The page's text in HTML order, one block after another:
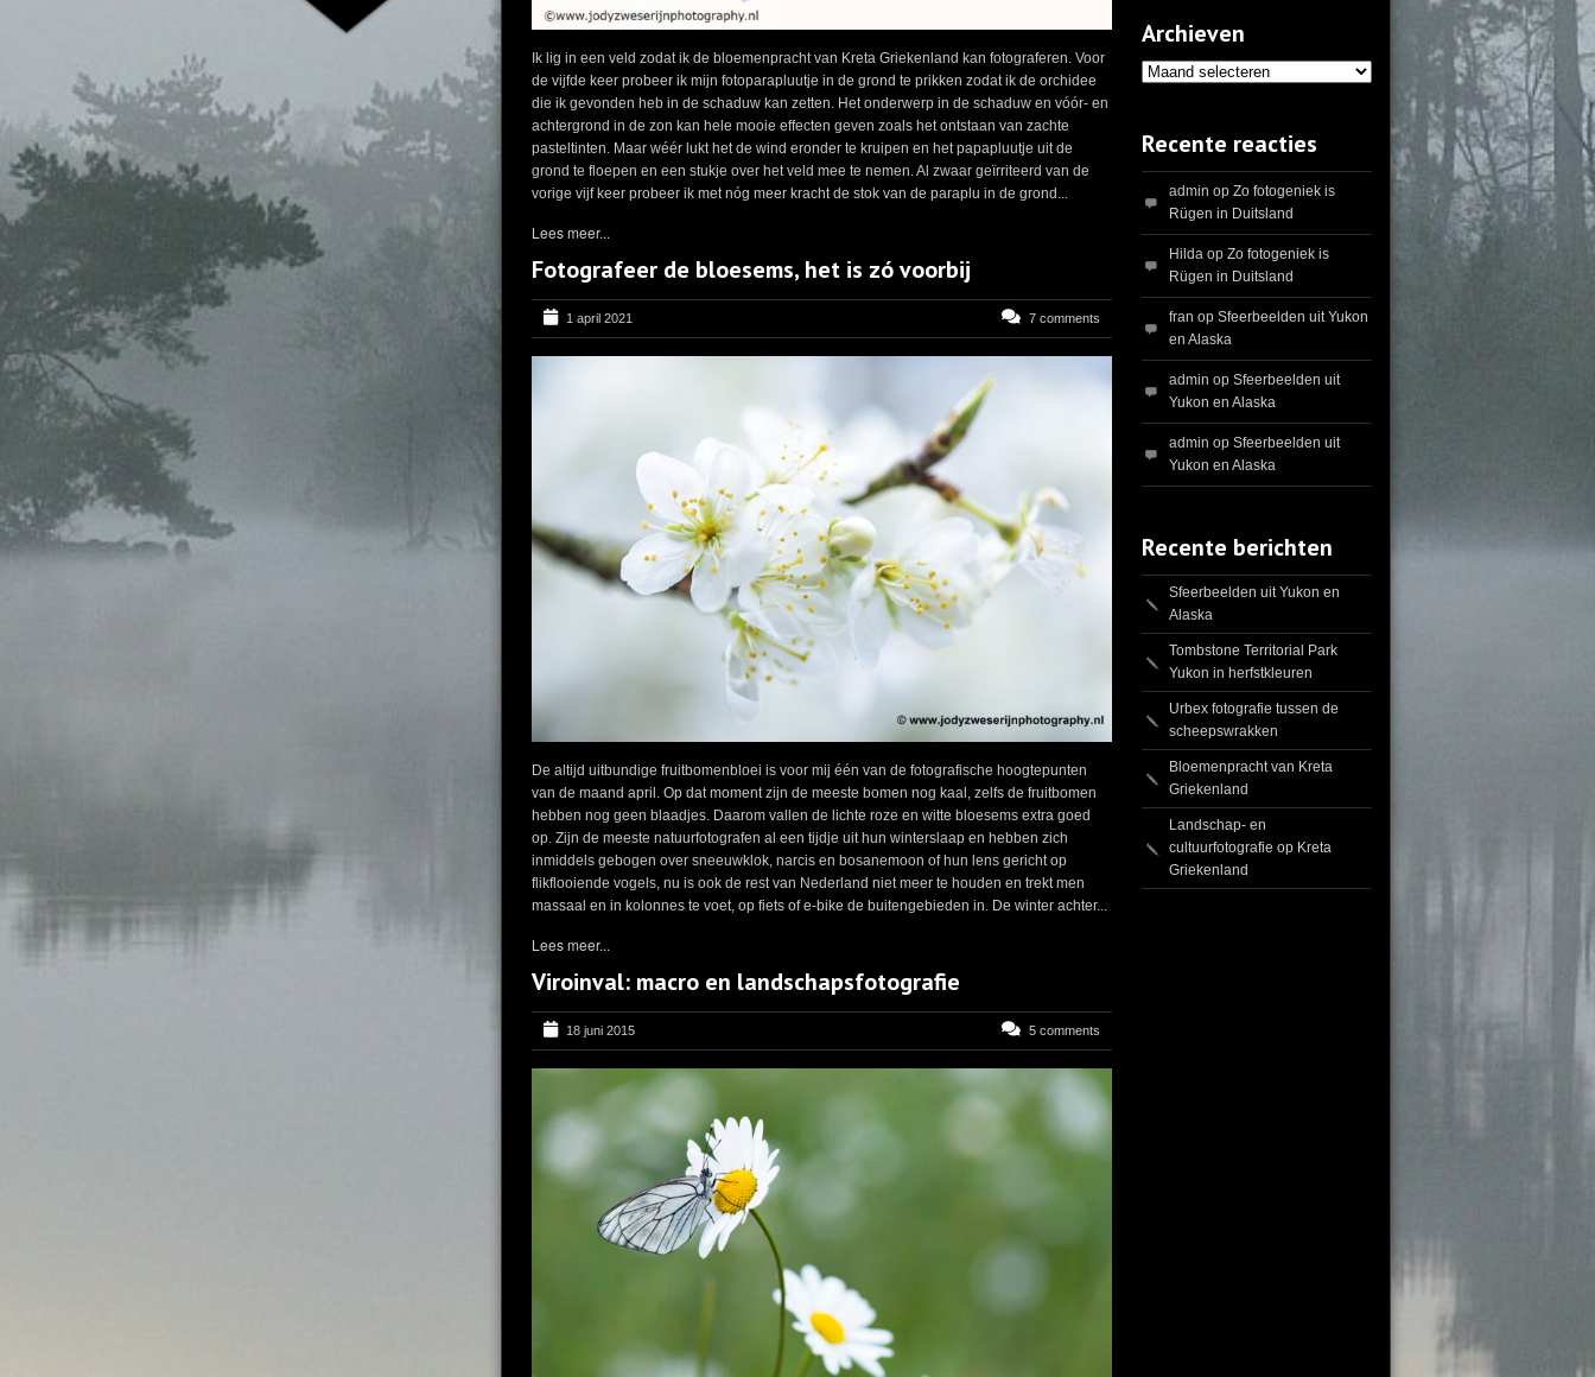
Ik lig in een veld zodat ik de bloemenpracht van Kreta Griekenland kan fotograferen. Voor
de vijfde keer probeer ik mijn fotoparapluutje in de grond te prikken zodat ik de orchidee
die ik gevonden heb in de schaduw kan zetten. Het onderwerp in de schaduw en vóór- en
achtergrond in de zon kan hele mooie effecten geven zoals het ontstaan van zachte
pasteltinten. Maar wéér lukt het de wind eronder te kruipen en het papapluutje uit de
grond te floepen en een stukje over het veld mee te nemen. Al zwaar geïrriteerd van de
vorige vijf keer probeer ik met nóg meer kracht de stok van de paraplu in de grond...
Lees meer...
Fotografeer de bloesems, het is zó voorbij
1 april 2021 7 comments
De altijd uitbundige fruitbomenbloei is voor mij één van de fotografische hoogtepunten
van de maand april. Op dat moment zijn de meeste bomen nog kaal, zelfs de fruitbomen
hebben nog geen blaadjes. Daarom vallen de lichte roze en witte bloesems extra goed
op. Zijn de meeste natuurfotografen al een tijdje uit hun winterslaap en hebben zich
inmiddels gebogen over sneeuwklok, narcis en bosanemoon of hun lens gericht op
flikflooiende vogels, nu is ook de rest van Nederland niet meer te houden en trekt men
massaal en in kolonnes te voet, op fiets of e-bike de buitengebieden in. De winter achter...
Lees meer...
Viroinval: macro en landschapsfotografie
18 juni 2015 5 comments
Archieven
Archieven
Recente reacties
admin opZo fotogeniek is
Rügen in Duitsland
Hilda opZo fotogeniek is
Rügen in Duitsland
fran opSfeerbeelden uit Yukon
en Alaska
admin opSfeerbeelden uit
Yukon en Alaska
admin opSfeerbeelden uit
Yukon en Alaska
Recente berichten
Sfeerbeelden uit Yukon en
Alaska
Tombstone Territorial Park
Yukon in herfstkleuren
Urbex fotografie tussen de
scheepswrakken
Bloemenpracht van Kreta
Griekenland
Landschap- en
cultuurfotografie op Kreta
Griekenland